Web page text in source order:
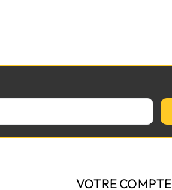
VOTRE COMPTE